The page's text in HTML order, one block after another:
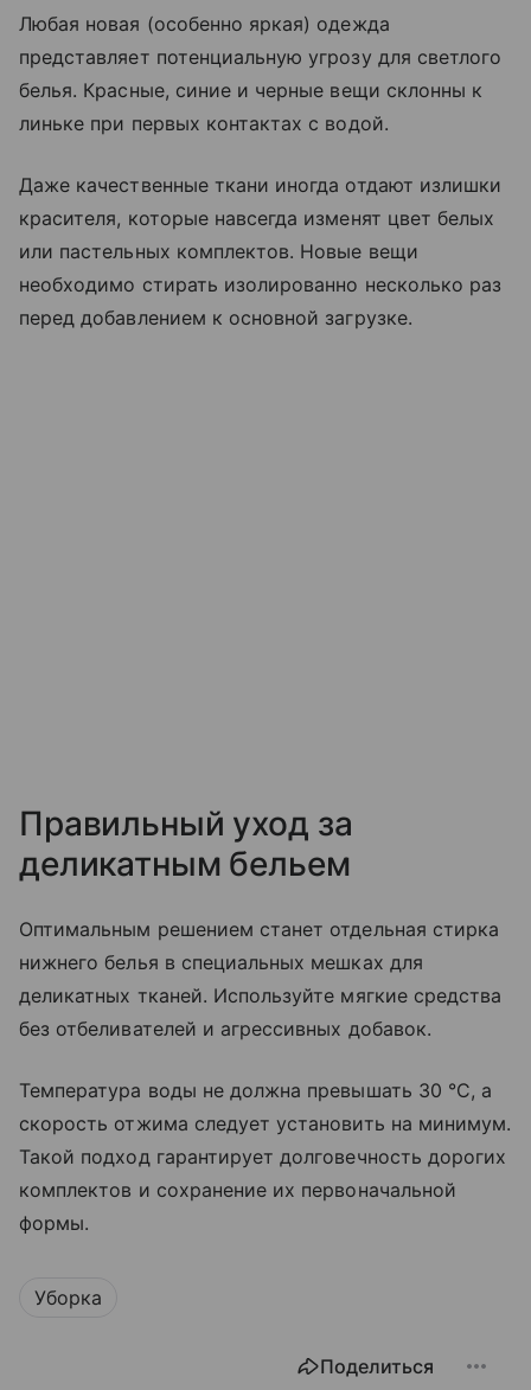
Любая новая (особенно яркая) одежда
представляет потенциальную угрозу для светлого
белья. Красные, синие и черные вещи склонны к
линьке при первых контактах с водой.
Даже качественные ткани иногда отдают излишки
красителя, которые навсегда изменят цвет белых
или пастельных комплектов. Новые вещи
необходимо стирать изолированно несколько раз
перед добавлением к основной загрузке.
Правильный уход за
деликатным бельем
Оптимальным решением станет отдельная стирка
нижнего белья в специальных мешках для
деликатных тканей. Используйте мягкие средства
без отбеливателей и агрессивных добавок.
Температура воды не должна превышать 30 °C, а
скорость отжима следует установить на минимум.
Такой подход гарантирует долговечность дорогих
комплектов и сохранение их первоначальной
формы.
Уборка
Поделиться